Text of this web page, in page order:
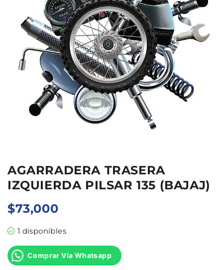
AGARRADERA TRASERA
IZQUIERDA PILSAR 135 (BAJAJ)
$73,000
1 disponibles
Comprar Vía Whatsapp